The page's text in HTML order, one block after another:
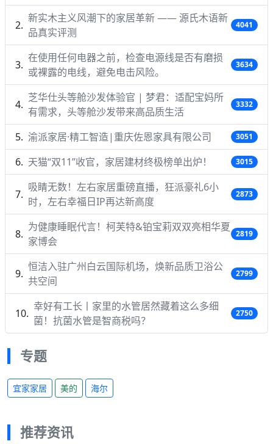
新实木主义风潮下的家居革新 —— 源氏木语新
品真实评测
4041
在使用任何电器之前，检查电源线是否有磨损
或裸露的电线，避免电击风险。
3634
芝华仕头等舱沙发体验官 | 梦君：适配宝妈所
有需求，头等舱沙发带来高品质生活
3332
渝派家居·精工智造|重庆佐恩家具有限公司 3051
天猫“双11”收官，家居建材终极榜单出炉！ 3015
吸睛无数！左右家居重磅直播，狂派豪礼6小
时，左右幸福日IP再达新高度
2873
为健康睡眠代言！柯芙特&铂宝莉双双亮相华夏
家博会
2819
恒洁入驻广州白云国际机场，焕新品质卫浴公
共空间
2799
幸好有工长丨家里的水管居然藏着这么多细
菌！抗菌水管是智商税吗？
2750
专题
宜家家居 美的 海尔
推荐资讯